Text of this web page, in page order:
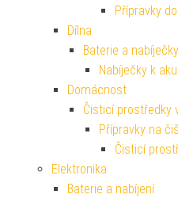
Přípravky
Dílna
Baterie a
Nabíječky k
Domácnost
Čisticí prostředky
Přípravky na
Čisticí
Elektronika
Baterie a nabíjení